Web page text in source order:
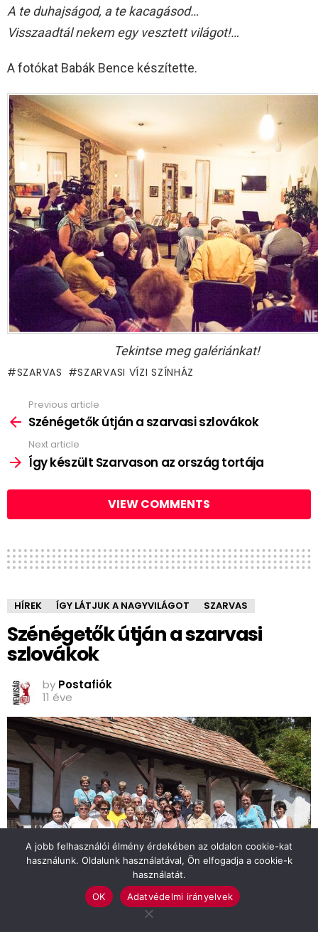
A te duhajságod, a te kacagásod…
Visszaadtál nekem egy vesztett világot!…
A fotókat Babák Bence készítette.
Tekintse meg galériánkat!
SZARVAS SZARVASI VÍZI SZÍNHÁZ
more
Previous article
Szénégetők útján a szarvasi szlovákok
Next article
Így készült Szarvason az ország tortája
VIEW COMMENTS
HÍREK ÍGY LÁTJUK A NAGYVILÁGOT SZARVAS
Szénégetők útján a szarvasi
szlovákok
by Postafiók
11 éve
A jobb felhasználói élmény érdekében az oldalon cookie-kat
használunk. Oldalunk használatával, Ön elfogadja a cookie-k
használatát.
OK
Adatvédelmi irányelvek